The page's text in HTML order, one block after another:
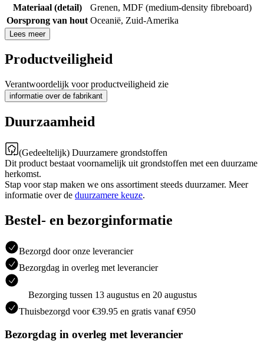
Materiaal (detail)
Grenen, MDF (medium-density fibreboard)
Oorsprong van hout Oceanië, Zuid-Amerika
Lees meer
Productveiligheid
Verantwoordelijk voor productveiligheid zie
informatie over de fabrikant
Duurzaamheid
(Gedeeltelijk) Duurzamere grondstoffen
Dit product bestaat voornamelijk uit grondstoffen met een duurzame
herkomst.
Stap voor stap maken we ons assortiment steeds duurzamer. Meer
informatie over de duurzamere keuze.
Bestel- en bezorginformatie
Bezorgd door onze leverancier
Bezorgdag in overleg met leverancier
Bezorging tussen 13 augustus en 20 augustus
Thuisbezorgd voor €39.95 en gratis vanaf €950
Bezorgdag in overleg met leverancier